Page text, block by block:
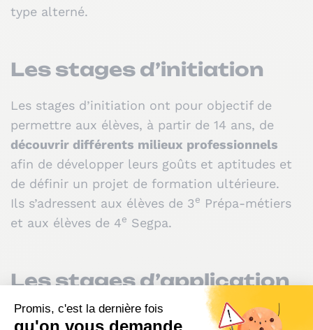
type alterné.
Les stages d’initiation
Les stages d’initiation ont pour objectif de
permettre aux élèves, à partir de 14 ans, de
découvrir différents milieux professionnels
afin de développer leurs goûts et aptitudes et
de définir un projet de formation ultérieure.
Ils s’adressent aux élèves de 3e Prépa-métiers
et aux élèves de 4e Segpa.
Les stages d’application
Les stages d’application ont pour objectif de